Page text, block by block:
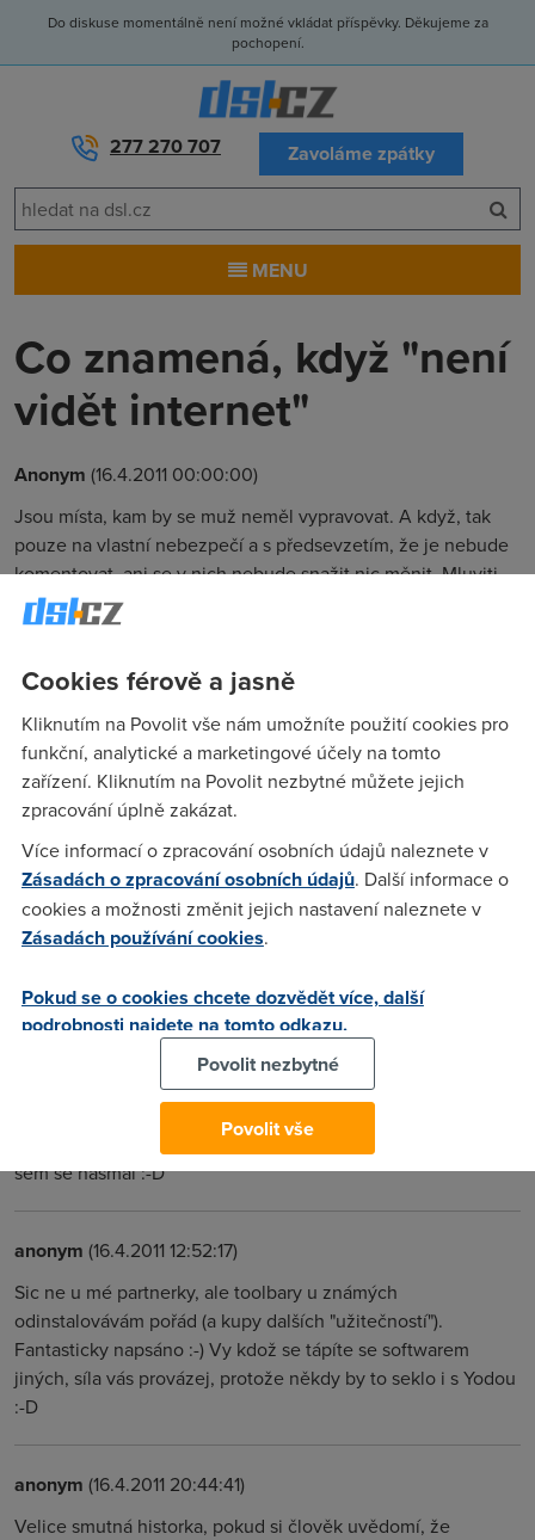
Do diskuse momentálně není možné vkládat příspěvky. Děkujeme za
pochopení.
277 270 707 Zavoláme zpátky
MENU
Co znamená, když "není
vidět internet"
Anonym (16.4.2011 00:00:00)
Jsou místa, kam by se muž neměl vypravovat. A když, tak
pouze na vlastní nebezpečí a s předsevzetím, že je nebude
komentovat, ani se v nich nebude snažit nic měnit. Mluviti
stříbro, mlčeti zlato, znáte to. Mám na mysli třeba růžový
notebook vaší partnerky…
anonym(16.4.2011 10:22:57)
Moc pěkné. Více takového čtení. Piš častěji ..
anonym(17.4.2011 07:55:44)
true story. u poslednych dvoch mojich priateliek som zazil
podobne hrôzy. nehovoriac o tom ze prehliadac neni jedina
vec z ktorej byva cloveku do placu. Ked mi pri zachranovani
pekne je to ubuntu ze by si to skusila som myslel ze ju
poziadam o ruku, lebo takato zena musi byt ta prava :D
(16.4.2011 10:28:53)
Perfektní, tohle mi vážně zvedlo náladu. Skvělá práce, fakt
sem se nasmál :-D
anonym (16.4.2011 12:52:17)
Sic ne u mé partnerky, ale toolbary u známých
odinstalovávám pořád (a kupy dalších "užitečností").
Fantasticky napsáno :-) Vy kdož se tápíte se softwarem
jiných, síla vás provázej, protože někdy by to seklo i s Yodou
:-D
anonym (16.4.2011 20:44:41)
Velice smutná historka, pokud si člověk uvědomí, že
Cookies férově a jasně
Kliknutím na Povolit vše nám umožníte použití cookies pro
funkční, analytické a marketingové účely na tomto
zařízení. Kliknutím na Povolit nezbytné můžete jejich
zpracování úplně zakázat.
Více informací o zpracování osobních údajů naleznete v
Zásadách o zpracování osobních údajů. Další informace o
cookies a možnosti změnit jejich nastavení naleznete v
Zásadách používání cookies.
Pokud se o cookies chcete dozvědět více, další
podrobnosti najdete na tomto odkazu.
Povolit nezbytné
Povolit vše